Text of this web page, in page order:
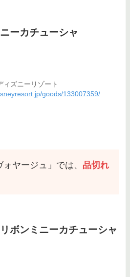
ーカチューシャ
ィズニーリゾート
goods/133007359/
ォヤージュ」では、 品切れ
ボンミニーカチューシャ